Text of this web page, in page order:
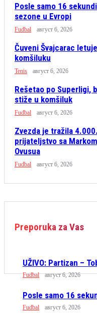
Posle samo 16
sezone u Evropi
Fudbal август 6, 2026
Čuveni Švajcarac
komšiluku
Tenis август 6, 2026
Rešetao po Superligi,
stiže u komšiluk
Fudbal август 6, 2026
Zvezda je tražila
prijateljstvo sa
Ovusua
Fudbal август 6, 2026
Preporuka za Vas
UŽIVO: Partizan –
Fudbal август 6, 2026
Posle samo 16
Fudbal август 6, 2026